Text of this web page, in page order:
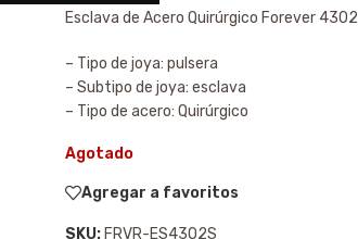
Esclava de Acero Quirúrgico Forever
– Tipo de joya: pulsera
– Subtipo de joya: esclava
– Tipo de acero: Quirúrgico
Agotado
Agregar a favoritos
SKU: FRVR-ES4302S